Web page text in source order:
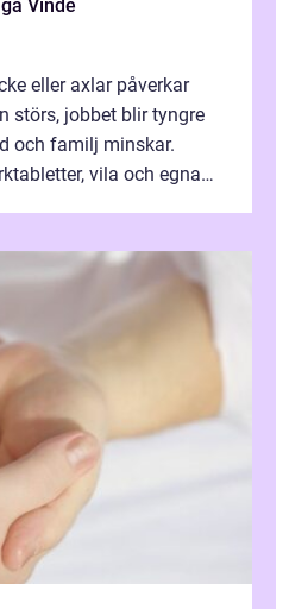
Vinde
eller axlar påverkar
störs, jobbet blir tyngre
och familj minskar.
vila och egna